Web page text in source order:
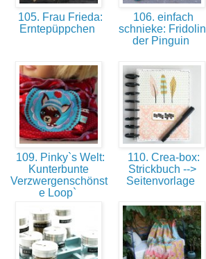
105. Frau Frieda:
Erntepüppchen
106. einfach
schnieke: Fridolin
der Pinguin
109. Pinky`s Welt:
Kunterbunte
Verzwergenschönst
e Loop`
110. Crea-box:
Strickbuch -->
Seitenvorlage